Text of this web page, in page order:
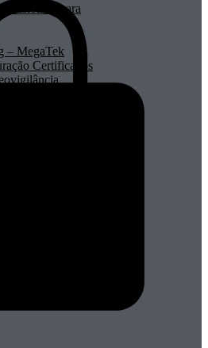
para
– MegaTek
Certificados